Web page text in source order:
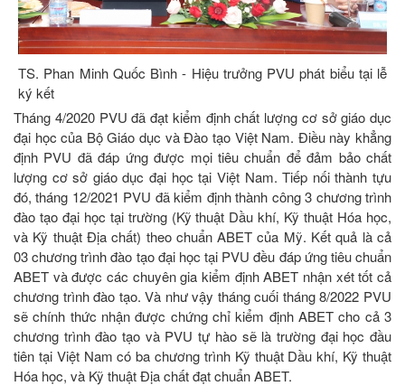
TS. Phan Minh Quốc Bình - Hiệu trưởng PVU phát biểu tại lễ
ký kết
Tháng 4/2020 PVU đã đạt kiểm định chất lượng cơ sở giáo dục
đại học của Bộ Giáo dục và Đào tạo Việt Nam. Điều này khẳng
định PVU đã đáp ứng được mọi tiêu chuẩn để đảm bảo chất
lượng cơ sở giáo dục đại học tại Việt Nam. Tiếp nối thành tựu
đó, tháng 12/2021 PVU đã kiểm định thành công 3 chương trình
đào tạo đại học tại trường (Kỹ thuật Dầu khí, Kỹ thuật Hóa học,
và Kỹ thuật Địa chất) theo chuẩn ABET của Mỹ. Kết quả là cả
03 chương trình đào tạo đại học tại PVU đều đáp ứng tiêu chuẩn
ABET và được các chuyên gia kiểm định ABET nhận xét tốt cả
chương trình đào tạo. Và như vậy tháng cuối tháng 8/2022 PVU
sẽ chính thức nhận được chứng chỉ kiểm định ABET cho cả 3
chương trình đào tạo và PVU tự hào sẽ là trường đại học đầu
tiên tại Việt Nam có ba chương trình Kỹ thuật Dầu khí, Kỹ thuật
Hóa học, và Kỹ thuật Địa chất đạt chuẩn ABET.